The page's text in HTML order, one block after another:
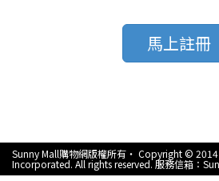
馬上註冊
Sunny Mall購物網版權所有‧ Copyright © 2014
Incorporated. All rights reserved. 服務信箱：